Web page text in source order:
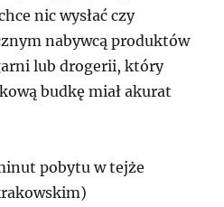
nic wysłać czy
nabywcą produktów
lub drogerii, który
budkę miał akurat
pobytu w tejże